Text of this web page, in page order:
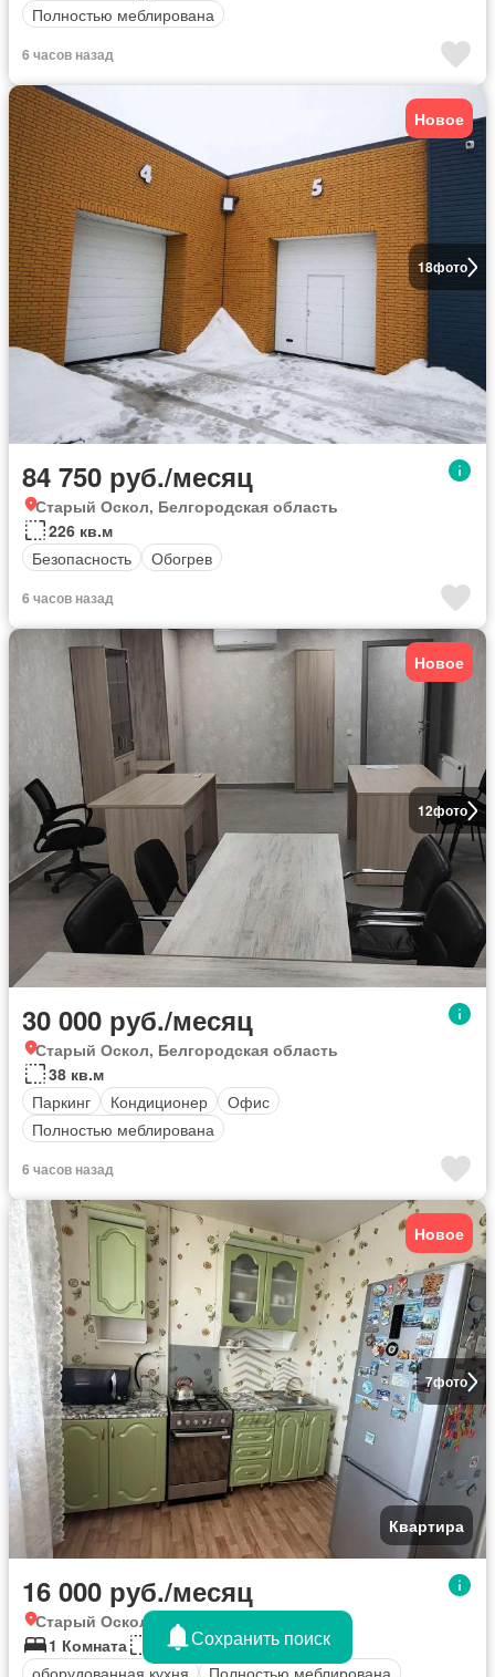
Полностью меблирована
6 часов назад
18фото
Новое
84 750 руб./месяц
Старый Оскол, Белгородская область
226 кв.м
Безопасность
Обогрев
6 часов назад
12фото
Новое
30 000 руб./месяц
Старый Оскол, Белгородская область
38 кв.м
Паркинг
Кондиционер
Офис
Полностью меблирована
6 часов назад
7фото
Новое
Квартира
16 000 руб./месяц
Старый Оскол, Белгородская область
1 Комната
37 кв.м
оборудованная кухня
Полностью меблирована
Сохранить поиск